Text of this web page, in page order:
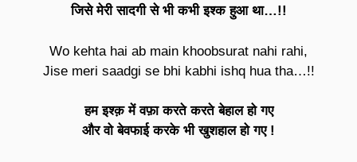
जिसे मेरी सादगी से भी कभी इश्क हुआ था…!!
Wo kehta hai ab main khoobsurat nahi rahi,
Jise meri saadgi se bhi kabhi ishq hua tha…!!
हम इश्क़ में वफ़ा करते करते बेहाल हो गए
और वो बेवफाई करके भी खुशहाल हो गए !